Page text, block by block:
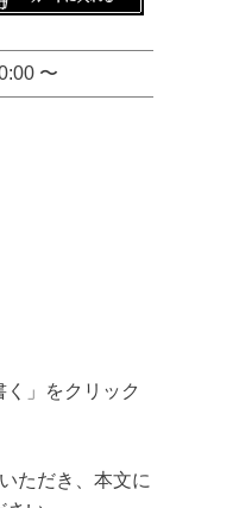
〜
」をクリック
ただき、本文に